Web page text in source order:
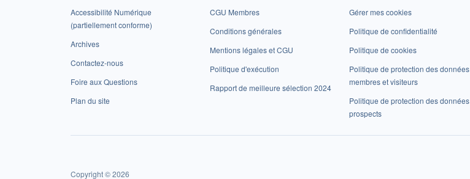
Accessibilité Numérique
(partiellement conforme)
Archives
Contactez-nous
Foire aux Questions
Plan du site
CGU Membres
Conditions générales
Mentions légales et CGU
Politique d'exécution
Rapport de meilleure sélection 2024
Gérer mes cookies
Politique de confidentialité
Politique de cookies
Politique de protection des données
membres et visiteurs
Politique de protection des données
prospects
Copyright © 2026